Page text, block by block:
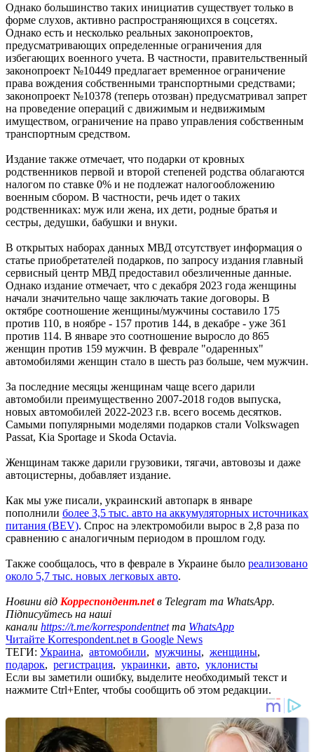
Однако большинство таких инициатив существует только в
форме слухов, активно распространяющихся в соцсетях.
Однако есть и несколько реальных законопроектов,
предусматривающих определенные ограничения для
избегающих военного учета. В частности, правительственный
законопроект №10449 предлагает временное ограничение
права вождения собственными транспортными средствами;
законопроект №10378 (теперь отозван) предусматривал запрет
на проведение операций с движимым и недвижимым
имуществом, ограничение на право управления собственным
транспортным средством.
Издание также отмечает, что подарки от кровных
родственников первой и второй степеней родства облагаются
налогом по ставке 0% и не подлежат налогообложению
военным сбором. В частности, речь идет о таких
родственниках: муж или жена, их дети, родные братья и
сестры, дедушки, бабушки и внуки.
В открытых наборах данных МВД отсутствует информация о
статье приобретателей подарков, по запросу издания главный
сервисный центр МВД предоставил обезличенные данные.
Однако издание отмечает, что с декабря 2023 года женщины
начали значительно чаще заключать такие договоры. В
октябре соотношение женщины/мужчины составило 175
против 110, в ноябре - 157 против 144, в декабре - уже 361
против 114. В январе это соотношение выросло до 865
женщин против 159 мужчин. В феврале "одаренных"
автомобилями женщин стало в шесть раз больше, чем мужчин.
За последние месяцы женщинам чаще всего дарили
автомобили преимущественно 2007-2018 годов выпуска,
новых автомобилей 2022-2023 г.в. всего восемь десятков.
Самыми популярными моделями подарков стали Volkswagen
Passat, Kia Sportage и Skoda Octavia.
Женщинам также дарили грузовики, тягачи, автовозы и даже
автоцистерны, добавляет издание.
Как мы уже писали, украинский автопарк в январе
пополнили более 3,5 тыс. авто на аккумуляторных источниках
питания (BEV). Спрос на электромобили вырос в 2,8 раза по
сравнению с аналогичным периодом в прошлом году.
Также сообщалось, что в феврале в Украине было реализовано
около 5,7 тыс. новых легковых авто.
Новини від Корреспондент.netв Telegram та WhatsApp.
Підписуйтесь на наші
канали https://t.me/korrespondentnetта WhatsApp
Читайте Korrespondent.net в Google News
ТЕГИ: Украина, автомобили, мужчины, женщины,
подарок, регистрация, украинки, авто, уклонисты
Если вы заметили ошибку, выделите необходимый текст и
нажмите Ctrl+Enter, чтобы сообщить об этом редакции.